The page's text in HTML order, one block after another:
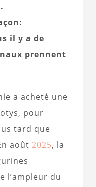
il y a de
prennent
a acheté une
pour
tard que
août 2025, la
l’ampleur du